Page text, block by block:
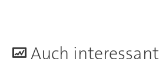
Auch interessant